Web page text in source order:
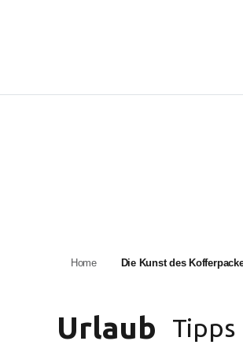
Home Die Kunst des
Urlaub Tipps